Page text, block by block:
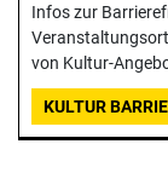
Infos zur
von Kultur-
KULTUR